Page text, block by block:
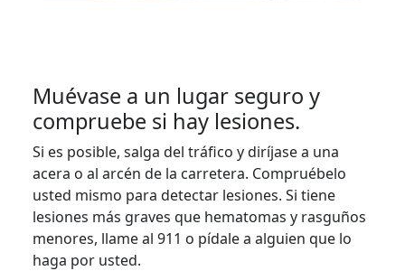
Muévase a un lugar seguro y
compruebe si hay lesiones.
Si es posible, salga del tráfico y diríjase a una
acera o al arcén de la carretera. Compruébelo
usted mismo para detectar lesiones. Si tiene
lesiones más graves que hematomas y rasguños
menores, llame al 911 o pídale a alguien que lo
haga por usted.